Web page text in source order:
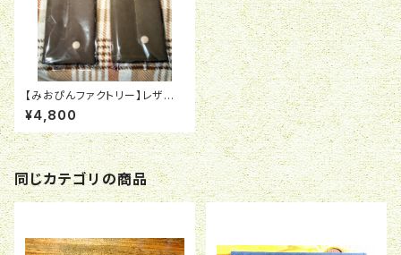
【みおぴんファクトリー】レザー
製筆入れ（大）
¥4,800
同じカテゴリの商品